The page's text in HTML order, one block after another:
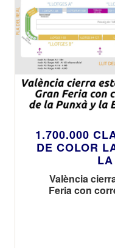
1.700.000
DE COLOR
València
Feria con